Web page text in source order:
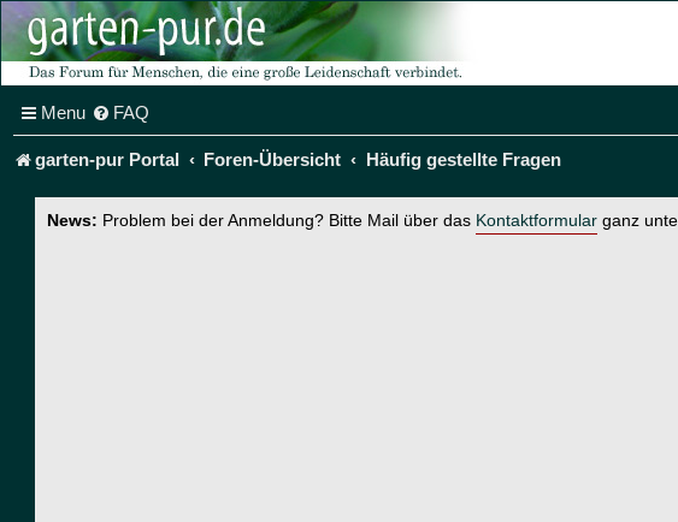
Menu FAQ
garten-pur Portal Foren-Übersicht Häufig gestellte Fragen
News: Problem bei der Anmeldung? Bitte Mail über das Kontaktformular ganz